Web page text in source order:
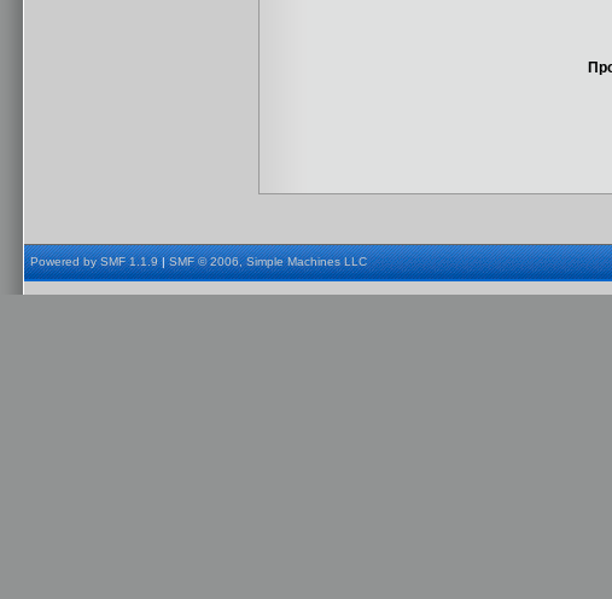
Powered by SMF 1.1.9|SMF © 2006, Simple Machines LLC